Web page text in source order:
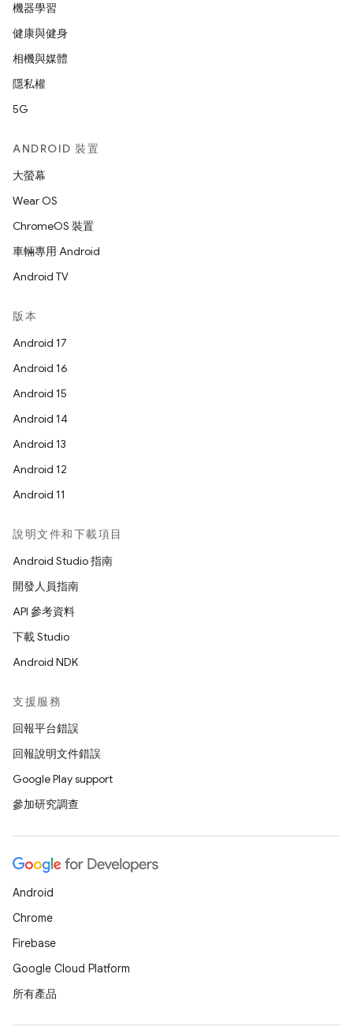
機器學習
健康與健身
相機與媒體
隱私權
5G
ANDROID 裝置
大螢幕
Wear OS
ChromeOS 裝置
車輛專用 Android
Android TV
版本
Android 17
Android 16
Android 15
Android 14
Android 13
Android 12
Android 11
說明文件和下載項目
Android Studio 指南
開發人員指南
API 參考資料
下載 Studio
Android NDK
支援服務
回報平台錯誤
回報說明文件錯誤
Google Play support
參加研究調查
Android
Chrome
Firebase
Google Cloud Platform
所有產品